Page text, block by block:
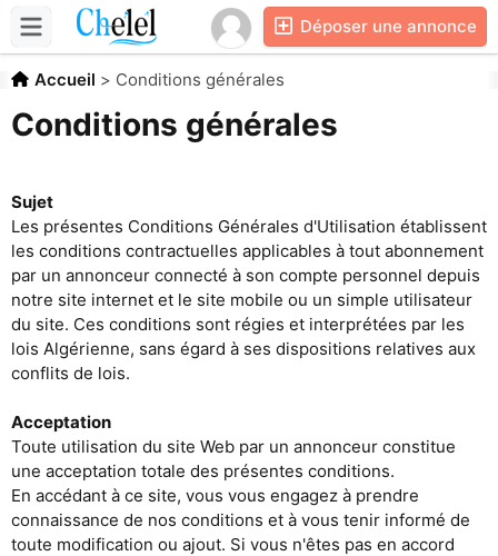
Déposer une annonce
Accueil > Conditions générales
Conditions générales
Sujet
Les présentes Conditions Générales d'Utilisation établissent
les conditions contractuelles applicables à tout abonnement
par un annonceur connecté à son compte personnel depuis
notre site internet et le site mobile ou un simple utilisateur
du site. Ces conditions sont régies et interprétées par les
lois Algérienne, sans égard à ses dispositions relatives aux
conflits de lois.
Acceptation
Toute utilisation du site Web par un annonceur constitue
une acceptation totale des présentes conditions.
En accédant à ce site, vous vous engagez à prendre
connaissance de nos conditions et à vous tenir informé de
toute modification ou ajout. Si vous n'êtes pas en accord